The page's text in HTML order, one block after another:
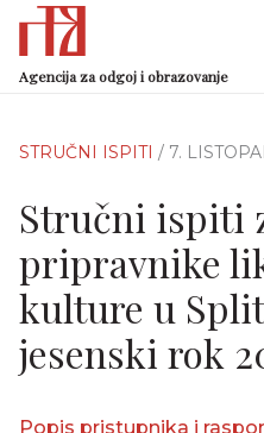
Agencija za odgoj i obrazovanje
STRUČNI ISPITI / 7.
Stručni ispiti
pripravnike
kulture u
jesenski rok
Popis pristupnika i